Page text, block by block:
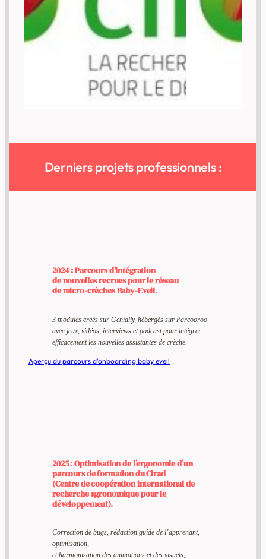
Derniers projets professionnels :
2024 : Parcours d’intégration
de nouvelles recrues pour le réseau
de micro-crèches Baby-Eveil.
3 modules créés sur Genially, hébergés sur Parcooroo
avec jeux, vidéos, interviews et podcast pour intégrer
efficacement les nouvelles assistantes de crèche.
Aperçu du parcours d’onboarding baby eveil
2025 : Optimisation de l’ergonomie d’un
parcours de formation du Cirad
(Centre de coopération international de
recherche agronomique pour le
développement).
Correction de bugs, rédaction guide de l’apprenant,
optimisation,
etharmonisation des animations et des visuels,